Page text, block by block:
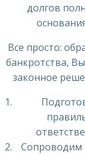
долгов
Все просто:
банкротства,
законное
Сопроводим